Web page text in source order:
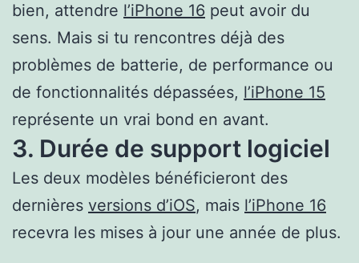
bien, attendre l’iPhone 16 peut avoir du
sens. Mais si tu rencontres déjà des
problèmes de batterie, de performance ou
de fonctionnalités dépassées, l’iPhone 15
représente un vrai bond en avant.
3. Durée de support logiciel
Les deux modèles bénéficieront des
dernières versions d’iOS, mais l’iPhone 16
recevra les mises à jour une année de plus.